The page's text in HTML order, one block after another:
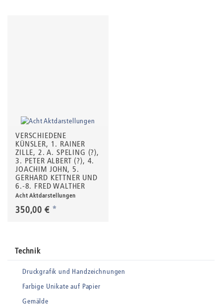
VERSCHIEDENE
KÜNSLER, 1. RAINER
ZILLE, 2. A. SPELING (?),
3. PETER ALBERT (?), 4.
JOACHIM JOHN, 5.
GERHARD KETTNER UND
6.-8. FRED WALTHER
Acht Aktdarstellungen
350,00 € *
Technik
Druckgrafik und Handzeichnungen
Farbige Unikate auf Papier
Gemälde